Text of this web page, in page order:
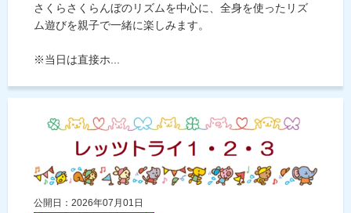
さくらさくらんぼのリズムを中心に、全身を使ったリズ
ム遊びを親子で一緒に楽しみます。
※当日は直接ホ...
公開日：2026年07月01日